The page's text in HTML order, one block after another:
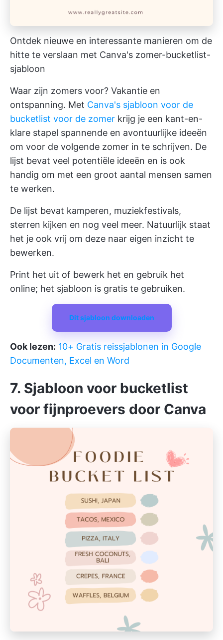
Ontdek nieuwe en interessante manieren om de
hitte te verslaan met Canva's zomer-bucketlist-
sjabloon
Waar zijn zomers voor? Vakantie en
ontspanning. Met Canva's sjabloon voor de
bucketlist voor de zomer krijg je een kant-en-
klare stapel spannende en avontuurlijke ideeën
om voor de volgende zomer in te schrijven. De
lijst bevat veel potentiële ideeën en is ook
handig om met een groot aantal mensen samen
te werken.
De lijst bevat kamperen, muziekfestivals,
sterren kijken en nog veel meer. Natuurlijk staat
het je ook vrij om deze naar eigen inzicht te
bewerken.
Print het uit of bewerk het en gebruik het
online; het sjabloon is gratis te gebruiken.
Dit sjabloon downloaden
Ook lezen: 10+ Gratis reissjablonen in Google
Documenten, Excel en Word
7. Sjabloon voor bucketlist
voor fijnproevers door Canva